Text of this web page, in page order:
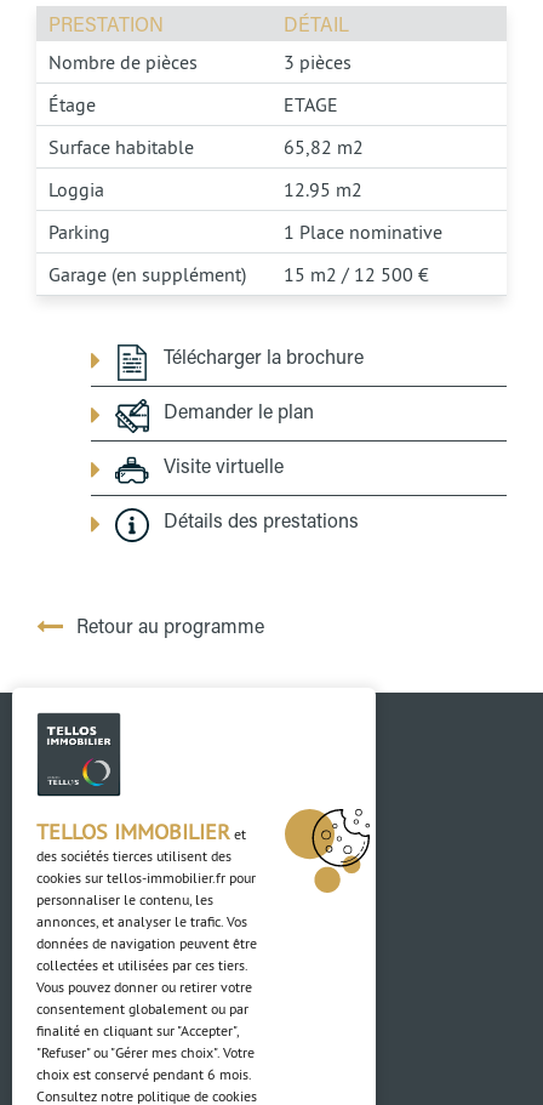
PRESTATION DÉTAIL
Nombre de pièces
3 pièces
Étage
ETAGE
Surface habitable
65,82 m2
Loggia
12.95 m2
Parking
1 Place nominative
Garage (en supplément)
15 m2 / 12 500 €
Télécharger la brochure
Demander le plan
Visite virtuelle
Détails des prestations
Retour au programme
Contact
03 88 04 84 84
Adresse
4 Rue du Ried
67850 Herrlisheim
TELLOS IMMOBILIER et
des sociétés tierces utilisent des
cookies sur tellos-immobilier.fr pour
personnaliser le contenu, les
annonces, et analyser le trafic. Vos
données de navigation peuvent être
collectées et utilisées par ces tiers.
Vous pouvez donner ou retirer votre
consentement globalement ou par
finalité en cliquant sur "Accepter",
"Refuser" ou "Gérer mes choix". Votre
choix est conservé pendant 6 mois.
Consultez notre politique de cookies